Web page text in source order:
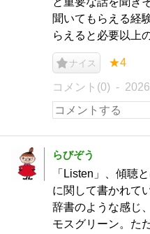
聞いてもらえる経
らえると必要以上
ナイス ★4
コメント(0)
らびぞう
「Listen」、傾聴
に関して書かれて
辞書のような感じ
モスグリーン。た